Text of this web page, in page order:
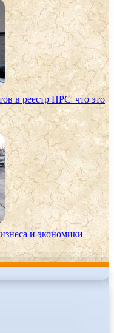
в реестр НРС: что это
и экономики